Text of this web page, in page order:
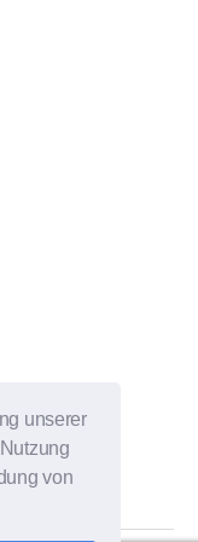
unserer
von